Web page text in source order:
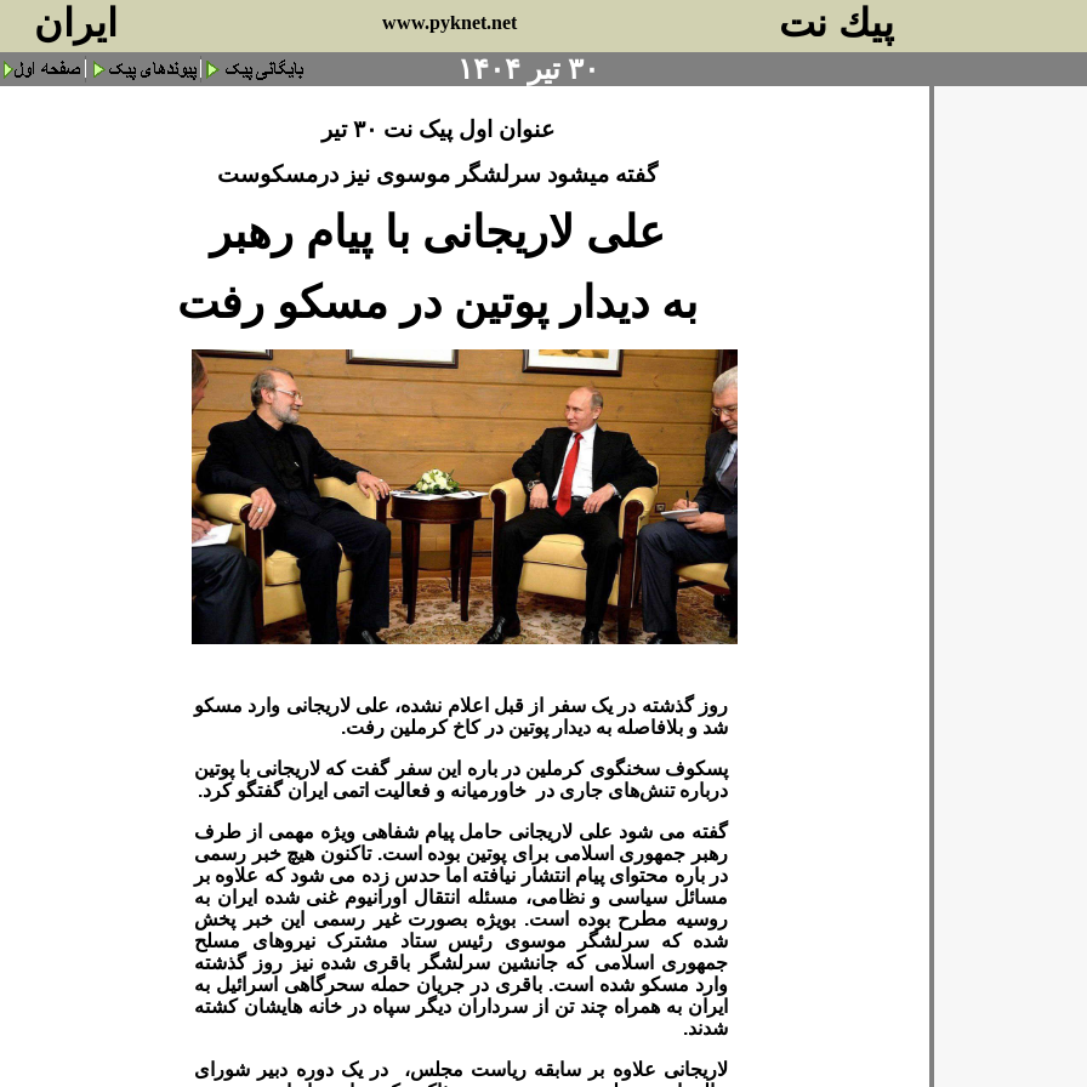
ايران www.pyknet.net پيك نت
۳۰ تیر ۱۴۰۴
عنوان اول پیک نت ۳۰ تیر
گفته میشود سرلشگر موسوی نیز درمسکوست
علی لاریجانی با پیام رهبر
به دیدار پوتین در مسکو رفت
روز گذشته در یک سفر از قبل اعلام نشده، علی لاریجانی وارد مسکو
شد و بلافاصله به دیدار پوتین در کاخ کرملین رفت.
پسکوف سخنگوی کرملین در باره این سفر گفت که لاریجانی با پوتین
درباره تنش‌های جاری در خاورمیانه و فعالیت اتمی ایران گفتگو کرد.
گفته می شود علی لاریجانی حامل پیام شفاهی ویژه مهمی از طرف
رهبر جمهوری اسلامی برای پوتین بوده است. تاکنون هیچ خبر رسمی
در باره محتوای پیام انتشار نیافته اما حدس زده می شود که علاوه بر
مسائل سیاسی و نظامی، مسئله انتقال اورانیوم غنی شده ایران به
روسیه مطرح بوده است. بویژه بصورت غیر رسمی این خبر پخش
شده که سرلشگر موسوی رئیس ستاد مشترک نیروهای مسلح
جمهوری اسلامی که جانشین سرلشگر باقری شده نیز روز گذشته
وارد مسکو شده است. باقری در جریان حمله سحرگاهی اسرائیل به
ایران به همراه چند تن از سرداران دیگر سپاه در خانه هایشان کشته
شدند.
لاریجانی علاوه بر سابقه ریاست مجلس، در یک دوره دبیر شورای